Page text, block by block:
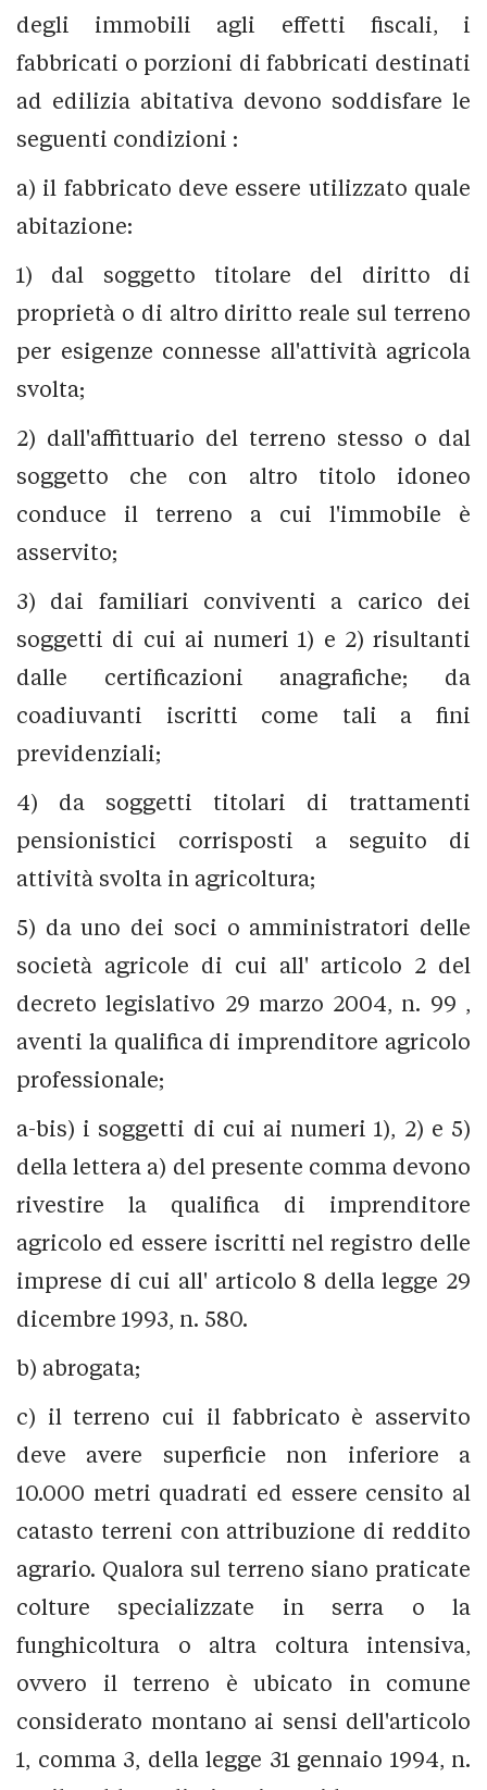
degli immobili agli effetti fiscali, i
fabbricati o porzioni di fabbricati destinati
ad edilizia abitativa devono soddisfare le
seguenti condizioni :
a) il fabbricato deve essere utilizzato quale
abitazione:
1) dal soggetto titolare del diritto di
proprietà o di altro diritto reale sul terreno
per esigenze connesse all'attività agricola
svolta;
2) dall'affittuario del terreno stesso o dal
soggetto che con altro titolo idoneo
conduce il terreno a cui l'immobile è
asservito;
3) dai familiari conviventi a carico dei
soggetti di cui ai numeri 1) e 2) risultanti
dalle certificazioni anagrafiche; da
coadiuvanti iscritti come tali a fini
previdenziali;
4) da soggetti titolari di trattamenti
pensionistici corrisposti a seguito di
attività svolta in agricoltura;
5) da uno dei soci o amministratori delle
società agricole di cui all' articolo 2 del
decreto legislativo 29 marzo 2004, n. 99 ,
aventi la qualifica di imprenditore agricolo
professionale;
a-bis) i soggetti di cui ai numeri 1), 2) e 5)
della lettera a) del presente comma devono
rivestire la qualifica di imprenditore
agricolo ed essere iscritti nel registro delle
imprese di cui all' articolo 8 della legge 29
dicembre 1993, n. 580.
b) abrogata;
c) il terreno cui il fabbricato è asservito
deve avere superficie non inferiore a
10.000 metri quadrati ed essere censito al
catasto terreni con attribuzione di reddito
agrario. Qualora sul terreno siano praticate
colture specializzate in serra o la
funghicoltura o altra coltura intensiva,
ovvero il terreno è ubicato in comune
considerato montano ai sensi dell'articolo
1, comma 3, della legge 31 gennaio 1994, n.